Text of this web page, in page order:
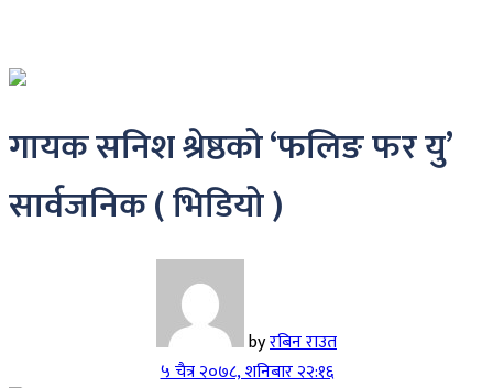
गायक सनिश श्रेष्ठको ‘फलिङ फर यु’
सार्वजनिक ( भिडियो )
byरबिन राउत
५ चैत्र २०७८, शनिबार २२:१६